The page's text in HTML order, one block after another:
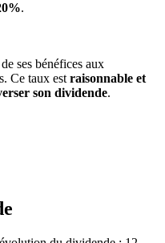
.
ses bénéfices aux
Ce taux est raisonnable et
son dividende.